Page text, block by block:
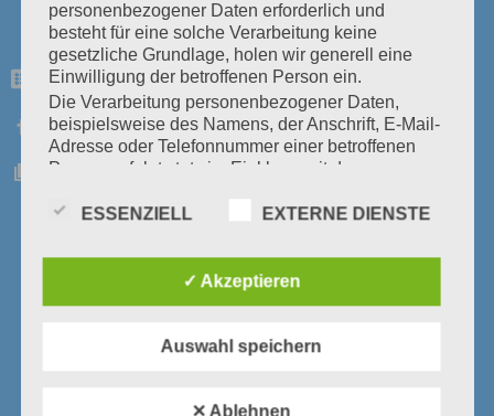
Mein Snack
Ronny Juhrig e.K.
Hauptstrasse 27
01945 Frauendorf
Ronny Juhrig e.K.
Tel.: +49 (0)35755 50621
E-Mail: info@mein-snack.de
personenbezogener Daten erforderlich und
besteht für eine solche Verarbeitung keine
gesetzliche Grundlage, holen wir generell eine
Einwilligung der betroffenen Person ein.
Die Verarbeitung personenbezogener Daten,
beispielsweise des Namens, der Anschrift, E-Mail-
Adresse oder Telefonnummer einer betroffenen
Person, erfolgt stets im Einklang mit der
Übereinstimmung mit den für uns geltenden
Mittels dieser Datenschutzerklärung möchte unser
Unternehmen die Öffentlichkeit über Art, Umfang
informieren. Ferner werden betroffene Personen
ESSENZIELL EXTERNE DIENSTE
✓ Akzeptieren
Auswahl speichern
✕ Ablehnen